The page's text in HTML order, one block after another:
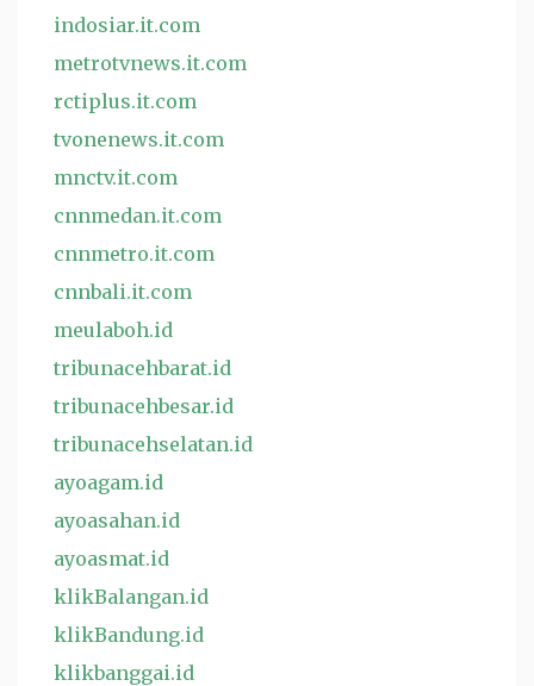
indosiar.it.com
metrotvnews.it.com
rctiplus.it.com
tvonenews.it.com
mnctv.it.com
cnnmedan.it.com
cnnmetro.it.com
cnnbali.it.com
meulaboh.id
tribunacehbarat.id
tribunacehbesar.id
tribunacehselatan.id
ayoagam.id
ayoasahan.id
ayoasmat.id
klikBalangan.id
klikBandung.id
klikbanggai.id